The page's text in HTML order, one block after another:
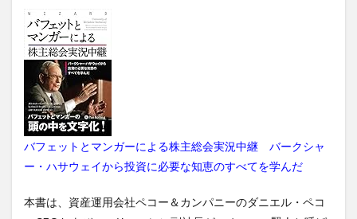
バフェットとマンガーによる株主総会実況中継 バークシャ
ー・ハサウェイから投資に必要な知恵のすべてを学んだ
本書は、資産運用会社ペコー＆カンパニーのダニエル・ペコ